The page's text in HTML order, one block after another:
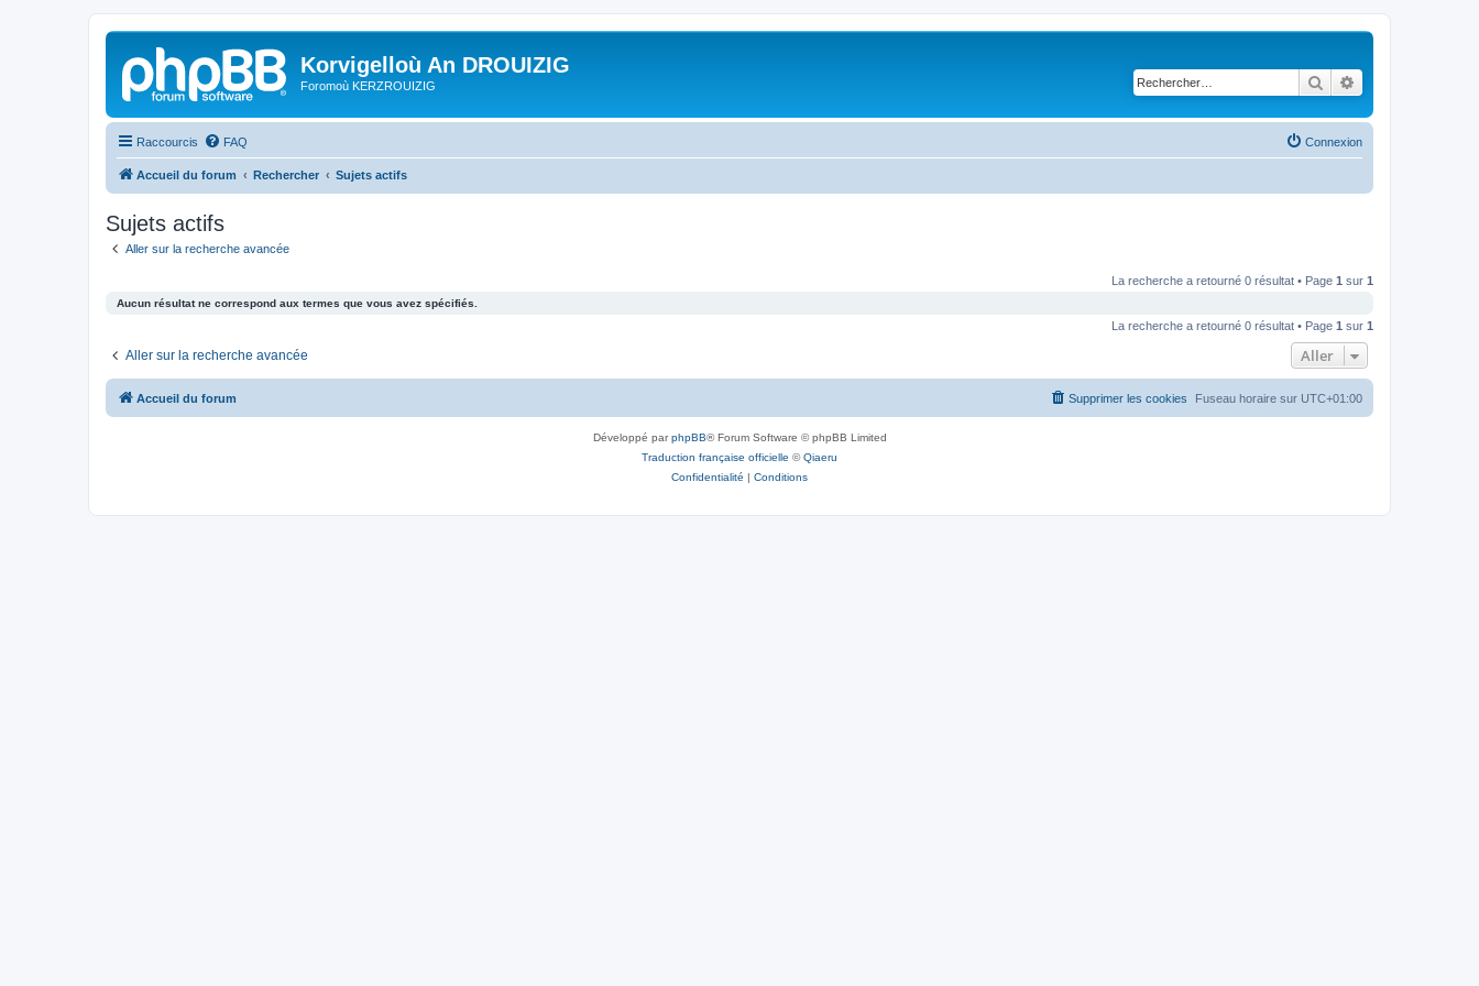
Korvigelloù An DROUIZIG
Foromoù KERZROUIZIG Rechercher
Raccourcis FAQ Connexion
Accueil du forum Rechercher Sujets actifs
Sujets actifs
Aller sur la recherche avancée
La recherche a retourné 0 résultat • Page 1 sur 1
Aucun résultat ne correspond aux termes que vous avez spécifiés.
La recherche a retourné 0 résultat • Page 1 sur 1
Aller sur la recherche avancée Aller
Accueil du forum Fuseau horaire sur UTC+01:00
Supprimer les cookies
Développé parphpBB® Forum Software © phpBB Limited
Traduction française officielle ©Qiaeru
Confidentialité | Conditions